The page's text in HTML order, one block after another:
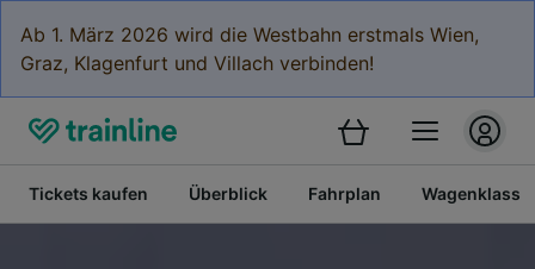
Ab 1. März 2026 wird die Westbahn erstmals Wien,
Graz, Klagenfurt und Villach verbinden!
Tickets kaufen Überblick Fahrplan